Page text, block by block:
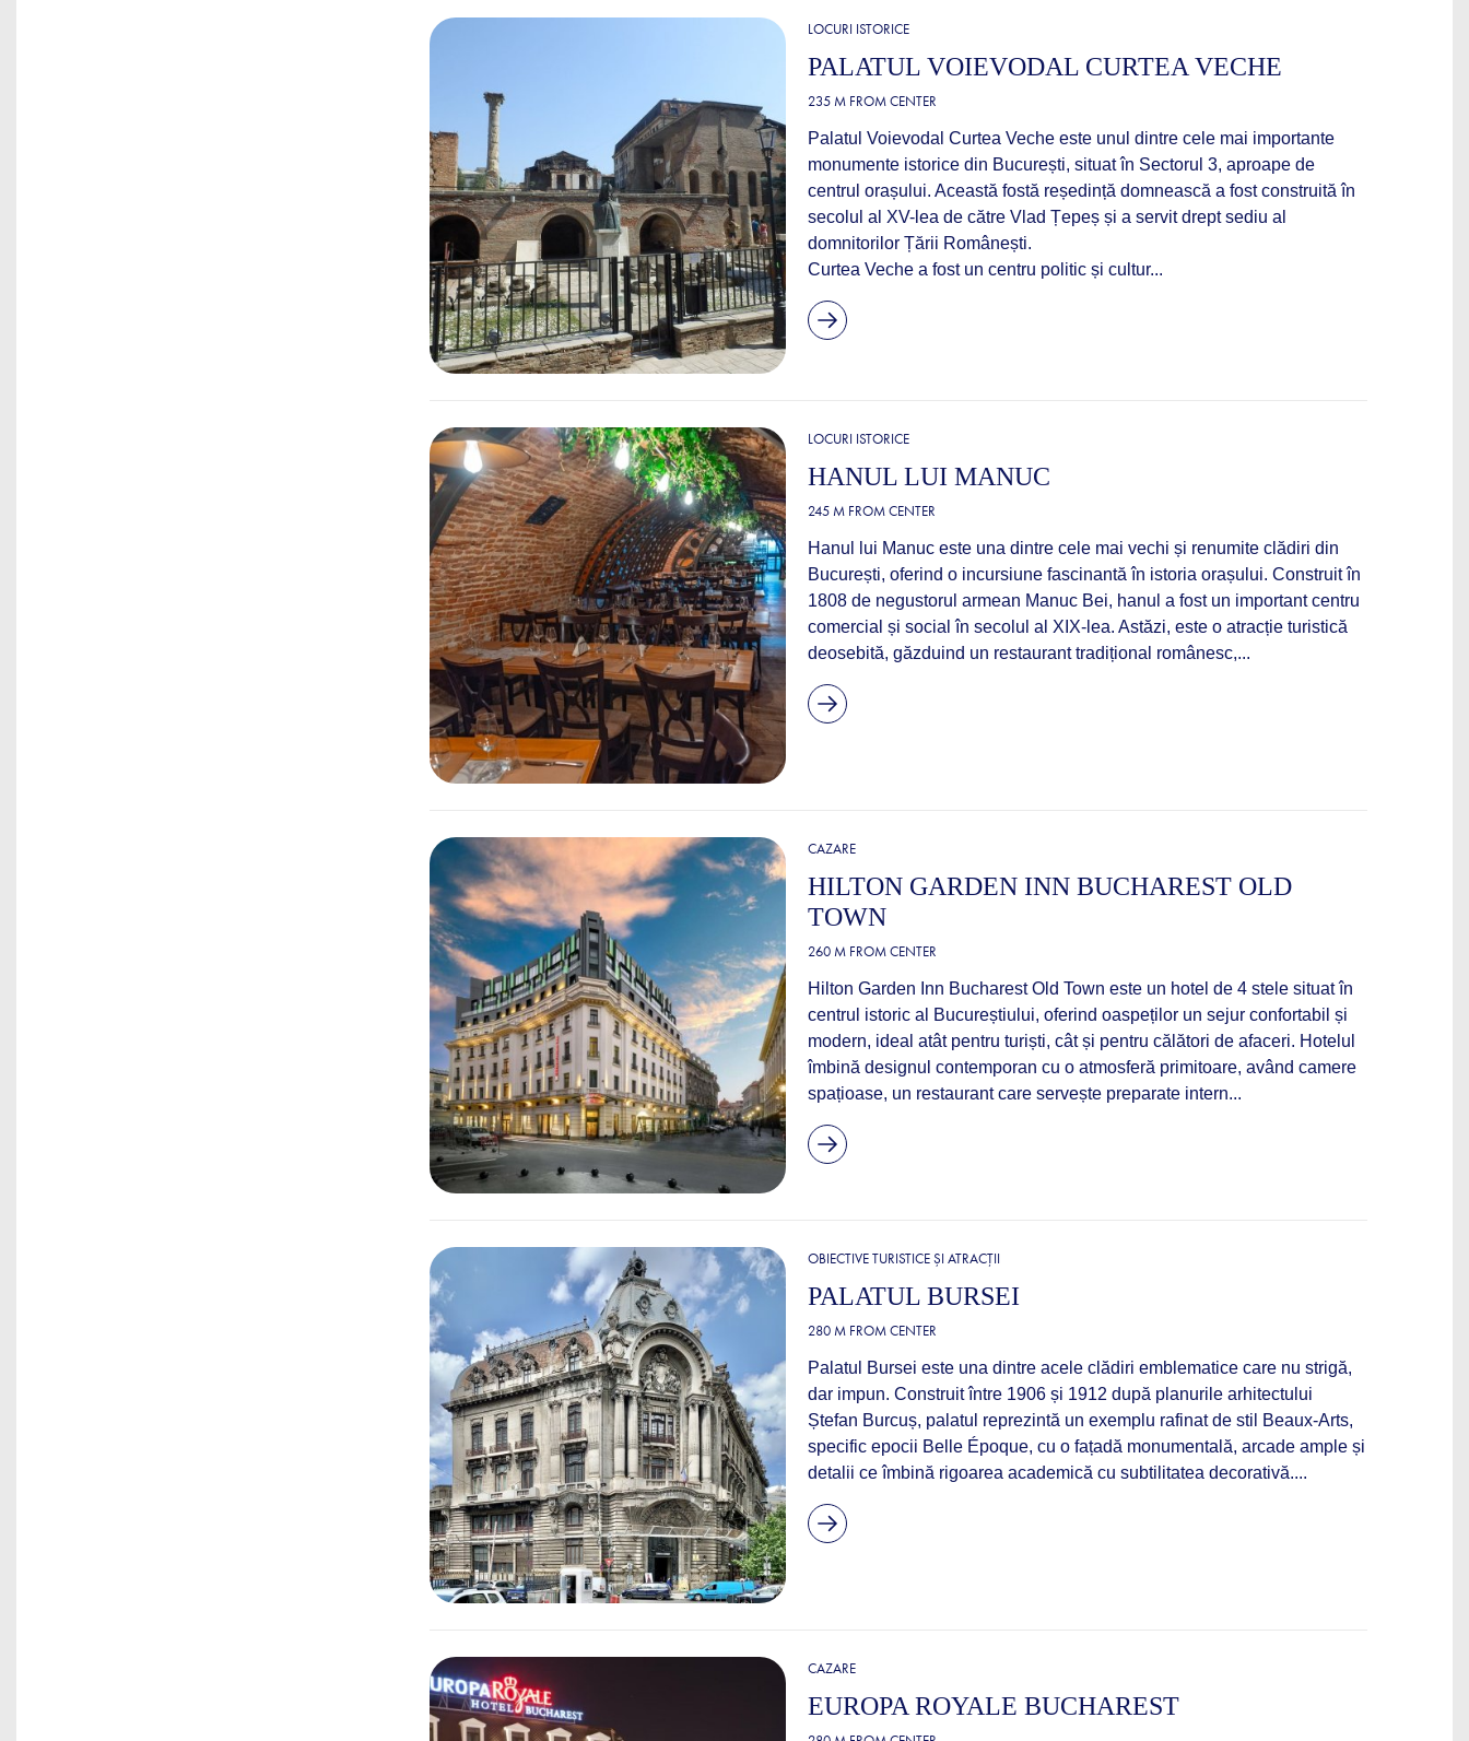
LOCURI ISTORICE
PALATUL VOIEVODAL CURTEA VECHE
235 M FROM CENTER
Palatul Voievodal Curtea Veche este unul dintre cele mai importante
monumente istorice din București, situat în Sectorul 3, aproape de
centrul orașului. Această fostă reședință domnească a fost construită în
secolul al XV-lea de către Vlad Țepeș și a servit drept sediu al
domnitorilor Țării Românești.
Curtea Veche a fost un centru politic și cultur...
LOCURI ISTORICE
HANUL LUI MANUC
245 M FROM CENTER
Hanul lui Manuc este una dintre cele mai vechi și renumite clădiri din
București, oferind o incursiune fascinantă în istoria orașului. Construit în
1808 de negustorul armean Manuc Bei, hanul a fost un important centru
comercial și social în secolul al XIX-lea. Astăzi, este o atracție turistică
deosebită, găzduind un restaurant tradițional românesc,...
CAZARE
HILTON GARDEN INN BUCHAREST OLD
TOWN
260 M FROM CENTER
Hilton Garden Inn Bucharest Old Town este un hotel de 4 stele situat în
centrul istoric al Bucureștiului, oferind oaspeților un sejur confortabil și
modern, ideal atât pentru turiști, cât și pentru călători de afaceri. Hotelul
îmbină designul contemporan cu o atmosferă primitoare, având camere
spațioase, un restaurant care servește preparate intern...
OBIECTIVE TURISTICE ȘI ATRACȚII
PALATUL BURSEI
280 M FROM CENTER
Palatul Bursei este una dintre acele clădiri emblematice care nu strigă,
dar impun. Construit între 1906 și 1912 după planurile arhitectului
Ștefan Burcuș, palatul reprezintă un exemplu rafinat de stil Beaux‑Arts,
specific epocii Belle Époque, cu o fațadă monumentală, arcade ample și
detalii ce îmbină rigoarea academică cu subtilitatea decorativă....
CAZARE
EUROPA ROYALE BUCHAREST